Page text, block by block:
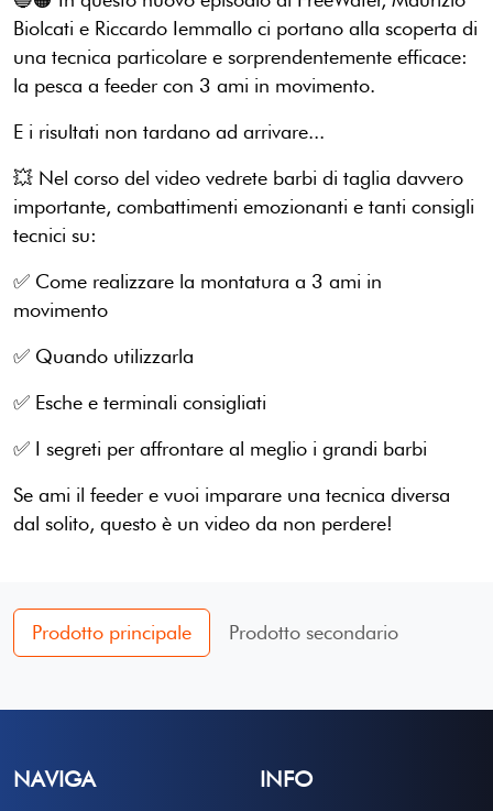
Biolcati e Riccardo Iemmallo ci portano alla scoperta di
una tecnica particolare e sorprendentemente efficace:
la pesca a feeder con 3 ami in movimento.
E i risultati non tardano ad arrivare...
💥 Nel corso del video vedrete barbi di taglia davvero
importante, combattimenti emozionanti e tanti consigli
tecnici su:
✅ Come realizzare la montatura a 3 ami in
movimento
✅ Quando utilizzarla
✅ Esche e terminali consigliati
✅ I segreti per affrontare al meglio i grandi barbi
Se ami il feeder e vuoi imparare una tecnica diversa
dal solito, questo è un video da non perdere!
Prodotto principale Prodotto secondario
NAVIGA INFO